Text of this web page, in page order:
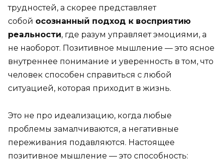
трудностей, а скорее представляет
собой осознанный подход к восприятию
реальности, где разум управляет эмоциями, а
не наоборот. Позитивное мышление — это ясное
внутреннее понимание и уверенность в том, что
человек способен справиться с любой
ситуацией, которая приходит в жизнь.
Это не про идеализацию, когда любые
проблемы замалчиваются, а негативные
переживания подавляются. Настоящее
позитивное мышление — это способность: